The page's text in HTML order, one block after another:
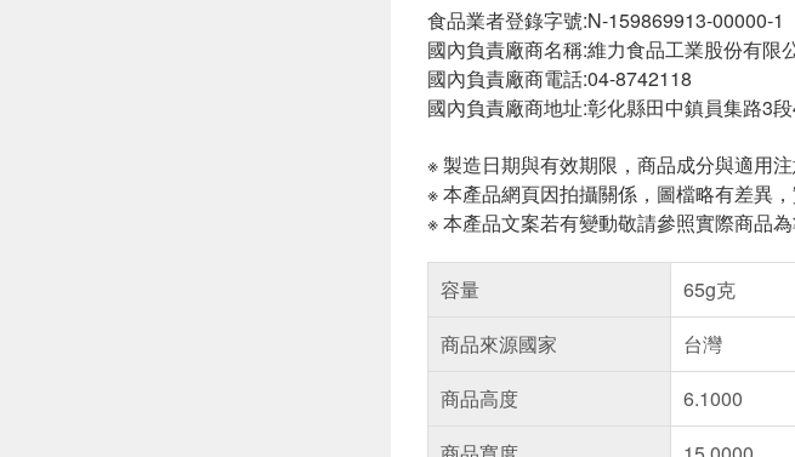
食品業者登錄字號:N-159869913-00000-1
國內負責廠商名稱:維力食品工業股份有限
國內負責廠商電話:04-8742118
國內負責廠商地址:彰化縣田中鎮員集路3
※ 製造日期與有效期限，商品成分與適用
※ 本產品網頁因拍攝關係，圖檔略有差異
※ 本產品文案若有變動敬請參照實際商品
容量
65g克
商品來源國家
台灣
商品高度
6.1000